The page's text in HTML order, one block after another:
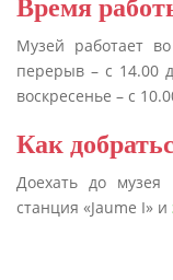
Время
Музей работает
перерыв – с 14.00
воскресенье – с
Как
Доехать до
станция «Jaume I» и